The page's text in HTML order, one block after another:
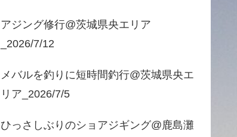
アジング修行@茨城県央エリア
_2026/7/12
メバルを釣りに短時間釣行@茨城県央エ
リア_2026/7/5
ひっさしぶりのショアジギング@鹿島灘